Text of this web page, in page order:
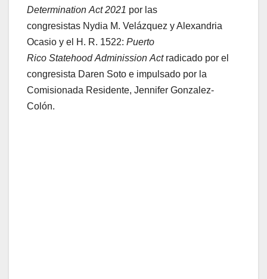
Determination Act 2021 por las
congresistas Nydia M. Velázquez y Alexandria
Ocasio y el H. R. 1522: Puerto
Rico Statehood Adminission Actradicado por el
congresista Daren Soto e impulsado por la
Comisionada Residente, Jennifer Gonzalez-
Colón.